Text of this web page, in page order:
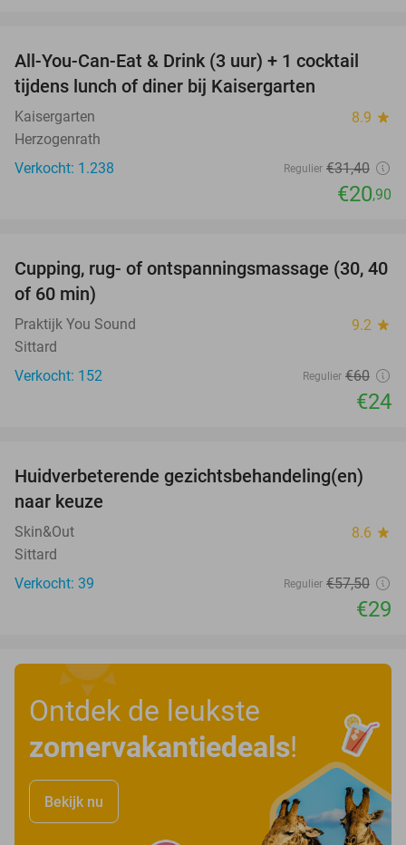
33%
All-You-Can-Eat & Drink (3 uur) + 1 cocktail
tijdens lunch of diner bij Kaisergarten
Kaisergarten 8.9 star
Herzogenrath
Verkocht: 1.238
Regulier €31,40
€20,90
60%
Cupping, rug- of ontspanningsmassage (30, 40
of 60 min)
Praktijk You Sound 9.2 star
Sittard
Verkocht: 152
Regulier €60
€24
50%
Huidverbeterende gezichtsbehandeling(en)
naar keuze
Skin&Out 8.6 star
Sittard
Verkocht: 39
Regulier €57,50
€29
Ontdek de leukste
zomervakantiedeals!
Bekijk nu